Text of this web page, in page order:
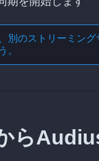
別のストリーミン
。
ら